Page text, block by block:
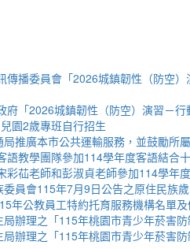
傳播委員會「2026城鎮韌性（防空
府「2026城鎮韌性（防空）演習－
園2歲專班自行招生
推廣本市公共運輸服務，並鼓勵所
語教學團隊參加114學年度客語結合
彩苮老師和彭淑貞老師參加114學年
員會115年7月9日公告之原住民族
年公教員工特約托育服務機構名單
辦理之「115年桃園市青少年菸害
辦理之「115年桃園市青少年菸害